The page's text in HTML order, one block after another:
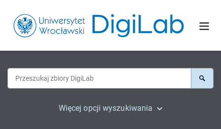
Więcej opcji wyszukiwania